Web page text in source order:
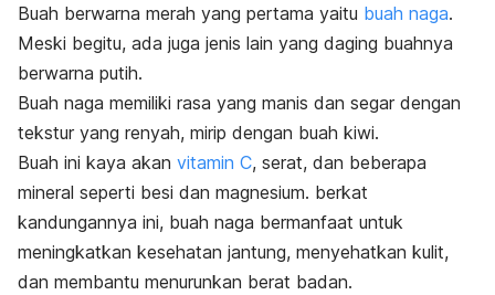
Buah berwarna merah yang pertama yaitu buah naga.
Meski begitu, ada juga jenis lain yang daging buahnya
berwarna putih.
Buah naga memiliki rasa yang manis dan segar dengan
tekstur yang renyah, mirip dengan buah kiwi.
Buah ini kaya akan vitamin C, serat, dan beberapa
mineral seperti besi dan magnesium. berkat
kandungannya ini, buah naga bermanfaat untuk
meningkatkan kesehatan jantung, menyehatkan kulit,
dan membantu menurunkan berat badan.